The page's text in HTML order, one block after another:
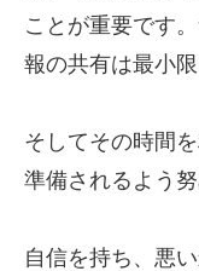
ことが重要です
報の共有は最小
そしてその時間
準備されるよう努
自信を持ち、悪